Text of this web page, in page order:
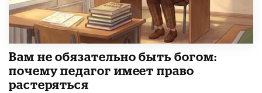
​Вам не обязательно быть богом:
почему педагог имеет право
растеряться